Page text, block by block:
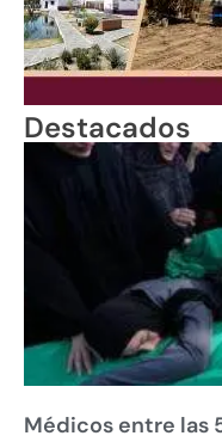
Destacados
Médicos entre las